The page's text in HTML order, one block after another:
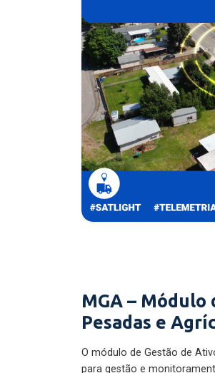
MGA – Módulo
Pesadas e
O módulo de Gestão de
para gestão e